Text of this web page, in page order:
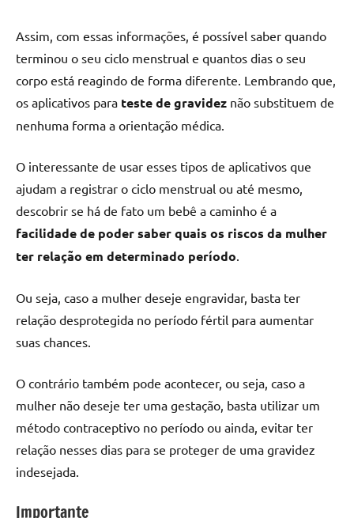
Assim, com essas informações, é possível saber quando
terminou o seu ciclo menstrual e quantos dias o seu
corpo está reagindo de forma diferente. Lembrando que,
os aplicativos para teste de gravidez não substituem de
nenhuma forma a orientação médica.
O interessante de usar esses tipos de aplicativos que
ajudam a registrar o ciclo menstrual ou até mesmo,
descobrir se há de fato um bebê a caminho é a
facilidade de poder saber quais os riscos da mulher
ter relação em determinado período.
Ou seja, caso a mulher deseje engravidar, basta ter
relação desprotegida no período fértil para aumentar
suas chances.
O contrário também pode acontecer, ou seja, caso a
mulher não deseje ter uma gestação, basta utilizar um
método contraceptivo no período ou ainda, evitar ter
relação nesses dias para se proteger de uma gravidez
indesejada.
Importante